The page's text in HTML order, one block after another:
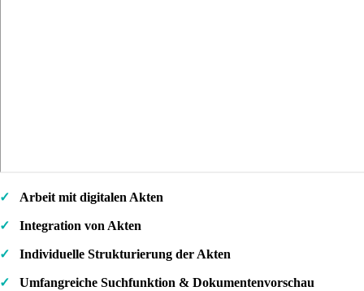
✓ Arbeit mit digitalen Akten
✓ Integration von Akten
✓ Individuelle Strukturierung der Akten
✓ Umfangreiche Suchfunktion & Dokumentenvorschau